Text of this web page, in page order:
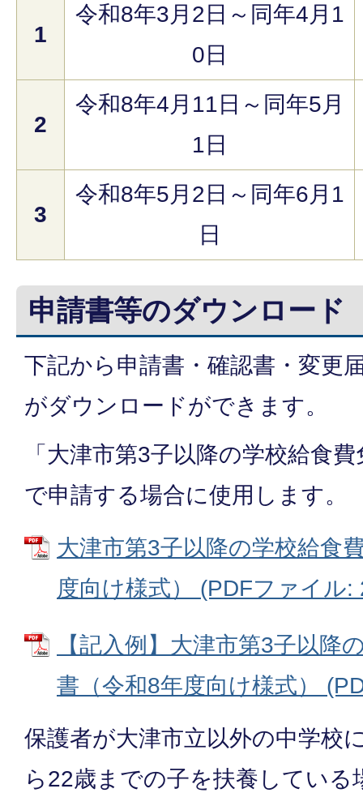
1
令和8年3月2日～同年4月1
0日
2
令和8年4月11日～同年5月
1日
3
令和8年5月2日～同年6月1
日
申請書等のダウンロード
下記から申請書・確認書・変更
がダウンロードができます。
「大津市第3子以降の学校給食
で申請する場合に使用します。
大津市第3子以降の学校給食
度向け様式） (PDFファイル:
【記入例】大津市第3子以降
書（令和8年度向け様式）
保護者が大津市立以外の中学校
ら22歳までの子を扶養している